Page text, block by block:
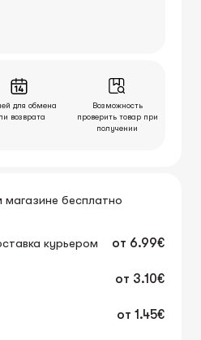
для обмена
возврата
Возможность
проверить товар при
получении
бесплатно
курьером
от 6.99€
от 3.10€
от 1.45€